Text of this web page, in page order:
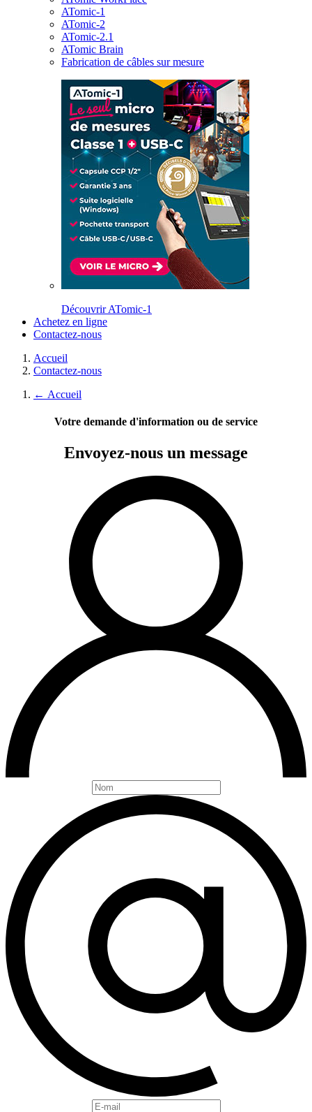
ATomic-1
ATomic-2
ATomic-2.1
ATomic Brain
Fabrication de câbles sur mesure
Découvrir ATomic-1
Achetez en ligne
Contactez-nous
Accueil
Contactez-nous
← Accueil
Votre demande d'information ou de service
Envoyez-nous un message